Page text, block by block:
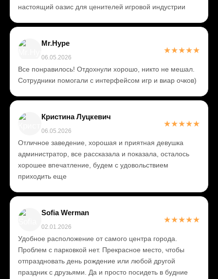
настоящий оазис для ценителей игровой индустрии
Mr.Hype
06.05.2026
★★★★★
Все понравилось! Отдохнули хорошо, никто не мешал.
Сотрудники помогали с интерфейсом игр и виар очков)
Кристина Луцкевич
06.05.2026
★★★★★
Отличное заведение, хорошая и приятная девушка
администратор, все рассказала и показала, осталось
хорошее впечатление, будем с удовольствием
приходить еще
Sofia Werman
02.01.2026
★★★★★
Удобное расположение от самого центра города.
Проблем с парковкой нет. Прекрасное место, чтобы
отпраздновать день рождение или любой другой
праздник с друзьями. Да и просто посидеть в будние